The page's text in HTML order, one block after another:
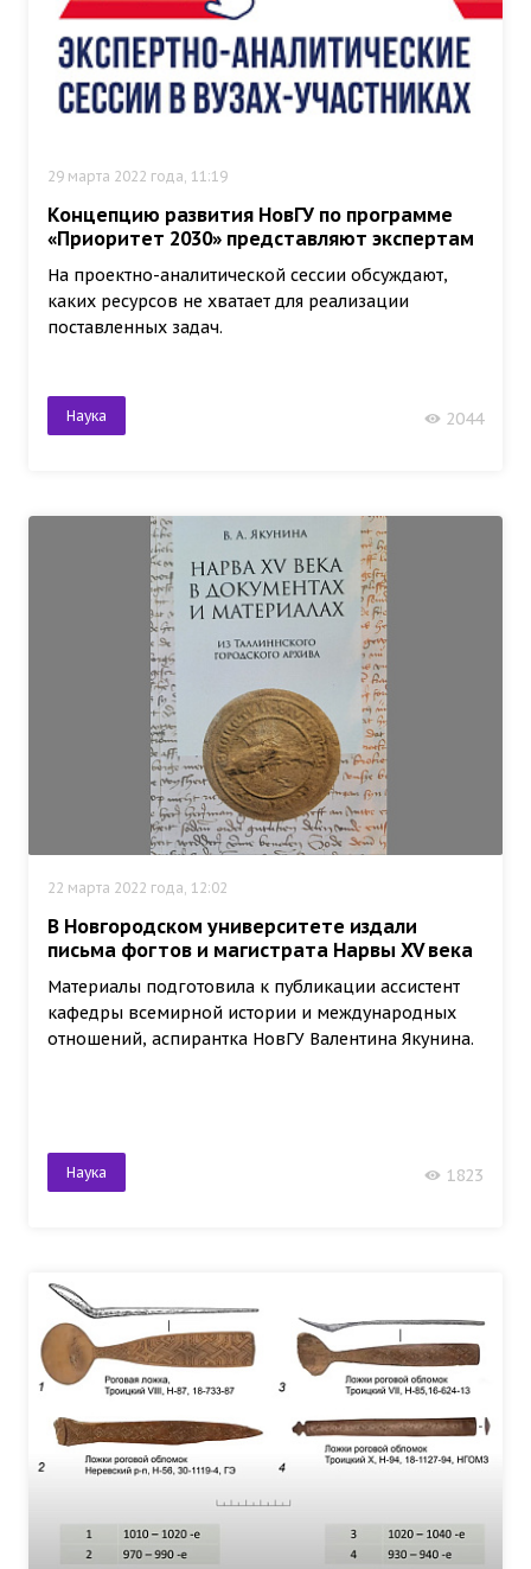
29 марта 2022 года, 11:19
Концепцию развития НовГУ по программе
«Приоритет 2030» представляют экспертам
На проектно-аналитической сессии обсуждают,
каких ресурсов не хватает для реализации
поставленных задач.
Наука 2044
22 марта 2022 года, 12:02
В Новгородском университете издали
письма фогтов и магистрата Нарвы XV века
Материалы подготовила к публикации ассистент
кафедры всемирной истории и международных
отношений, аспирантка НовГУ Валентина Якунина.
Наука 1823